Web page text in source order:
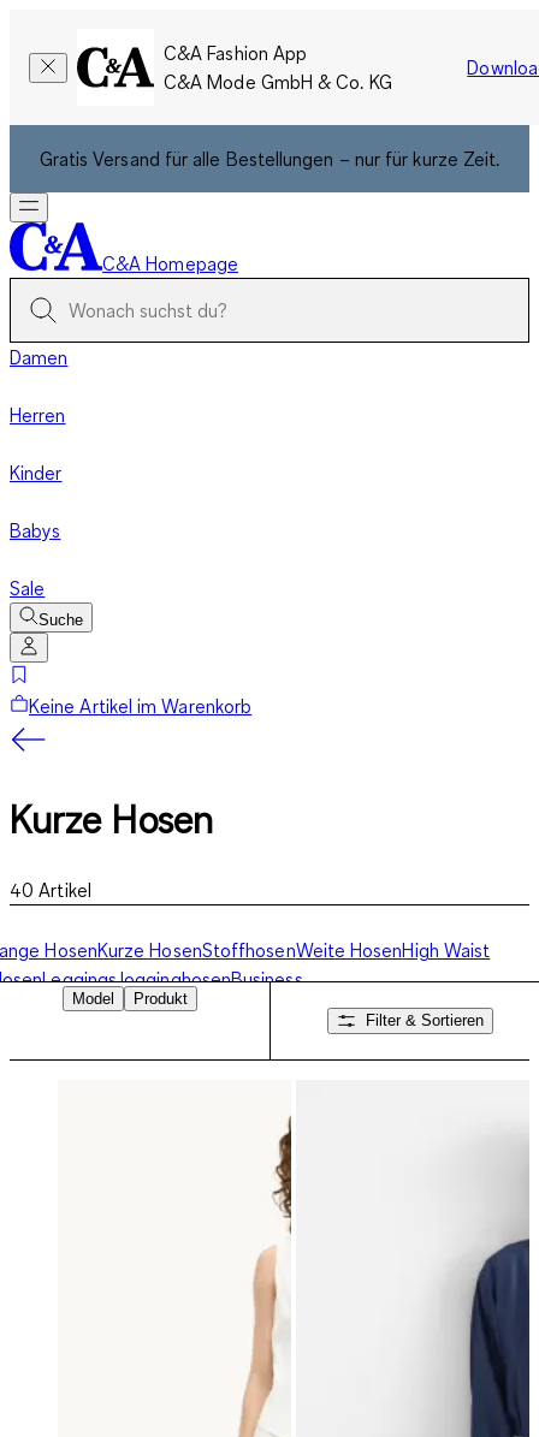
C&A Fashion App
C&A Mode GmbH & Co. KG
Gratis Versand für alle Bestellungen – nur für kurze Zeit.
C&A Homepage
Damen
Herren
Kinder
Babys
Sale
Suche
Keine Artikel im Warenkorb
Kurze Hosen
40 Artikel
HosenKurze HosenStoffhosenWeite HosenHigh Waist
LeggingsJogginghosenBusiness
CaprihosenCulottes Sporthosen
Model
Produkt
Filter & Sortieren